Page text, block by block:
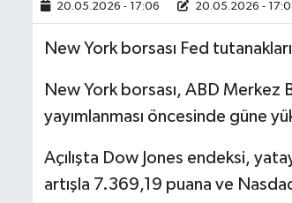
20.05.2026 - 17:06 20.05.2026 -
New York borsası Fed
New York borsası, ABD Merkez
yayımlanması öncesinde güne
Açılışta Dow Jones endeksi,
artışla 7.369,19 puana ve